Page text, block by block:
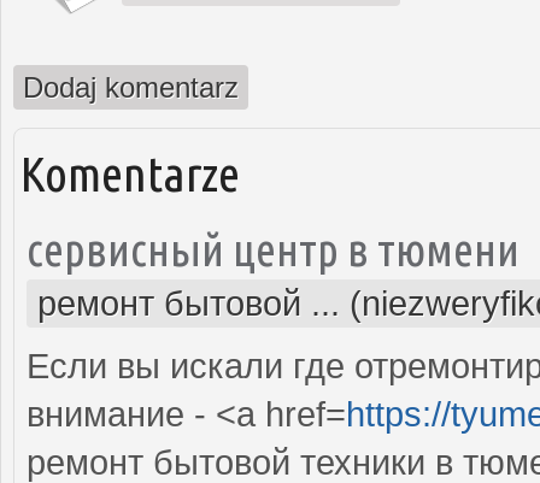
Dodaj komentarz
Komentarze
сервисный центр в тюмени
ремонт бытовой ...
Если вы искали где
внимание - <a href=https://
ремонт бытовой техники в